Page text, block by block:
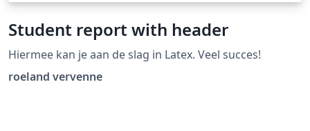
Student report with header
Hiermee kan je aan de slag in Latex. Veel succes!
roeland vervenne